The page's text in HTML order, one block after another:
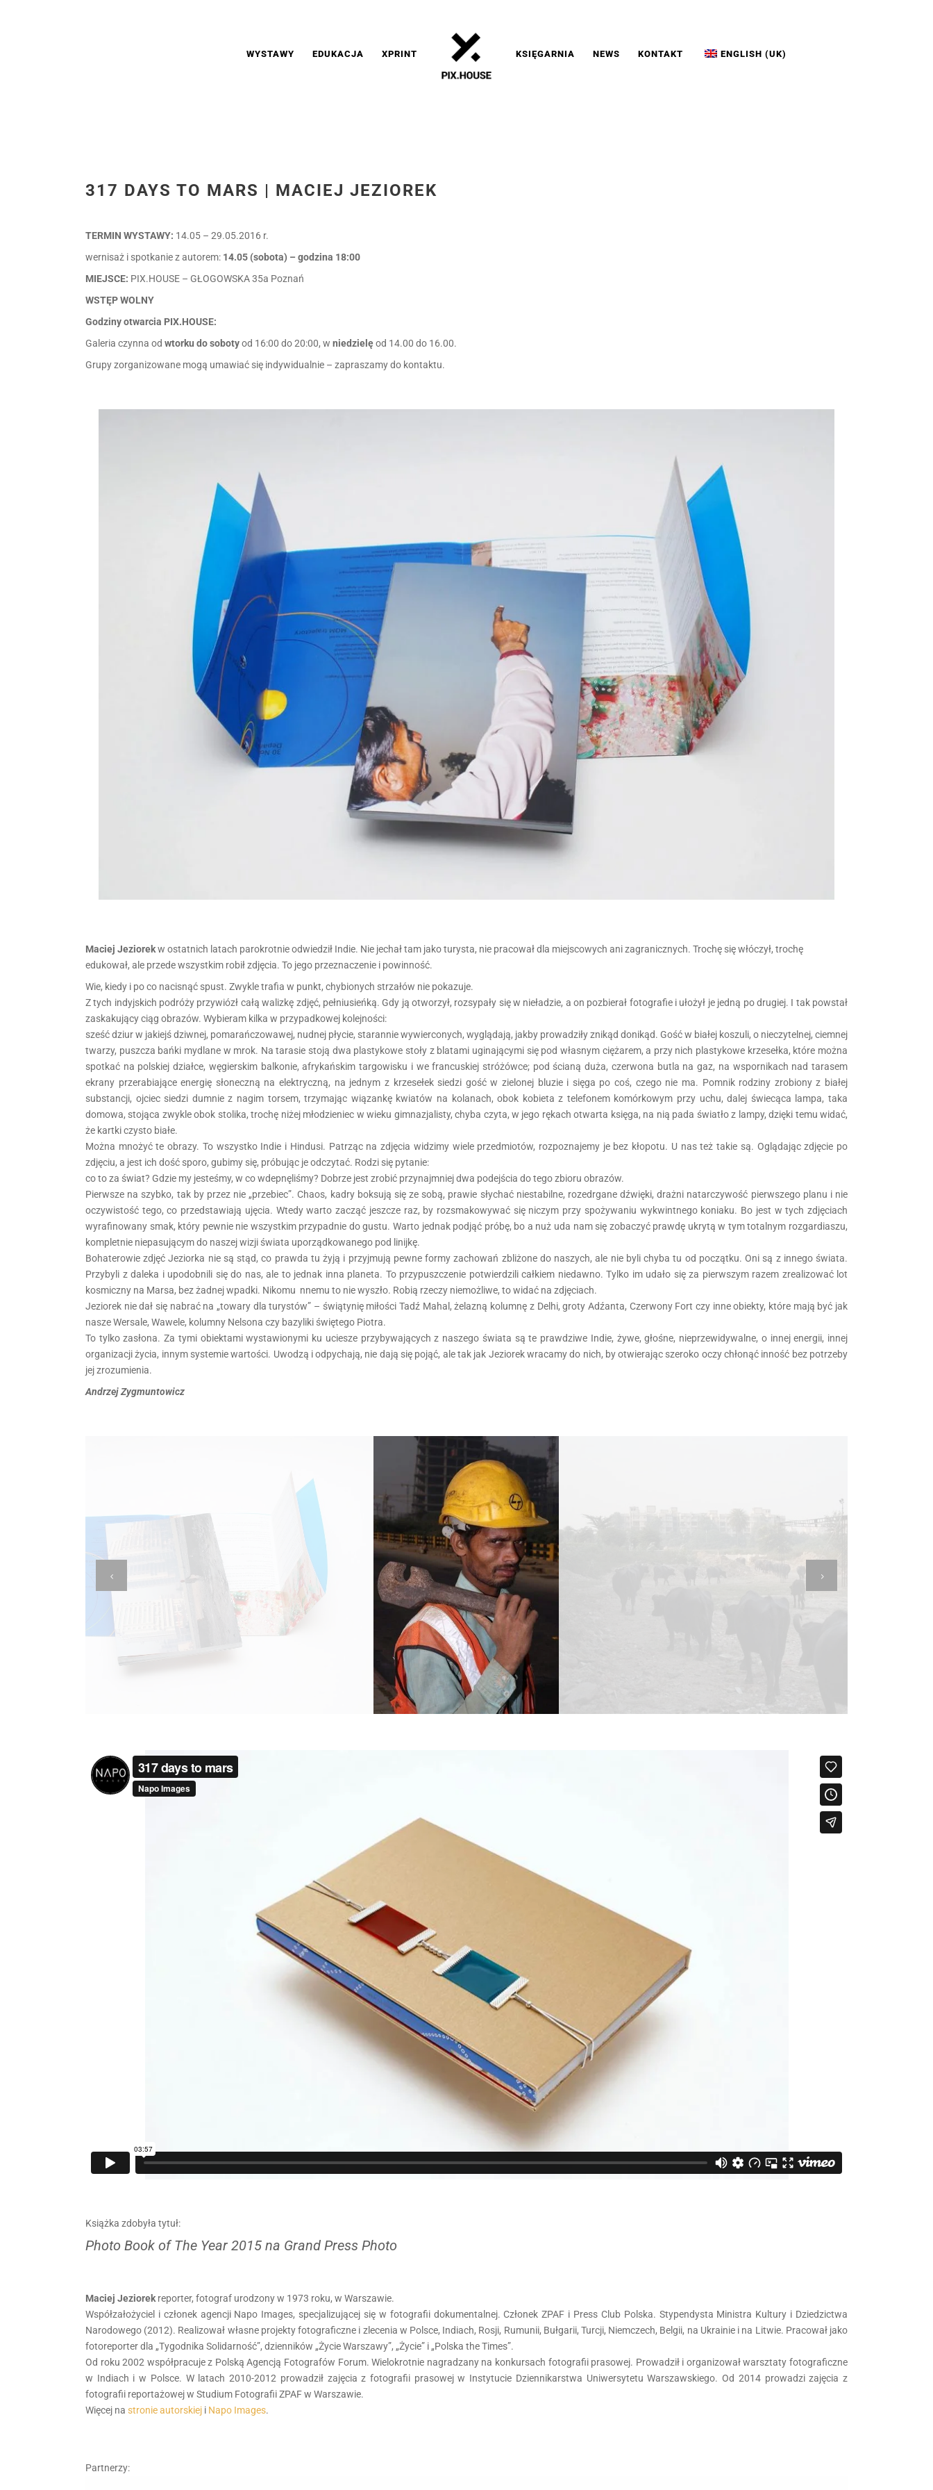
WYSTAWY EDUKACJA XPRINT KSIĘGARNIA NEWS KONTAKT ENGLISH (UK)
317 DAYS TO MARS | MACIEJ JEZIOREK
TERMIN WYSTAWY: 14.05 – 29.05.2016 r.
wernisaż i spotkanie z autorem: 14.05 (sobota) – godzina 18:00
MIEJSCE: PIX.HOUSE – GŁOGOWSKA 35a Poznań
WSTĘP WOLNY
Godziny otwarcia PIX.HOUSE:
Galeria czynna od wtorku do sobotyod 16:00 do 20:00, w niedzielęod 14.00 do 16.00.
Grupy zorganizowane mogą umawiać się indywidualnie – zapraszamy do kontaktu.
Maciej Jeziorekw ostatnich latach parokrotnie odwiedził Indie. Nie jechał tam jako turysta, nie pracował dla miejscowych ani zagranicznych. Trochę się włóczył, trochę
edukował, ale przede wszystkim robił zdjęcia. To jego przeznaczenie i powinność.
Wie, kiedy i po co nacisnąć spust. Zwykle trafia w punkt, chybionych strzałów nie pokazuje.
Z tych indyjskich podróży przywiózł całą walizkę zdjęć, pełniusieńką. Gdy ją otworzył, rozsypały się w nieładzie, a on pozbierał fotografie i ułożył je jedną po drugiej. I tak powstał
zaskakujący ciąg obrazów. Wybieram kilka w przypadkowej kolejności:
sześć dziur w jakiejś dziwnej, pomarańczowawej, nudnej płycie, starannie wywierconych, wyglądają, jakby prowadziły znikąd donikąd. Gość w białej koszuli, o nieczytelnej, ciemnej
twarzy, puszcza bańki mydlane w mrok. Na tarasie stoją dwa plastykowe stoły z blatami uginającymi się pod własnym ciężarem, a przy nich plastykowe krzesełka, które można
spotkać na polskiej działce, węgierskim balkonie, afrykańskim targowisku i we francuskiej stróżówce; pod ścianą duża, czerwona butla na gaz, na wspornikach nad tarasem
ekrany przerabiające energię słoneczną na elektryczną, na jednym z krzesełek siedzi gość w zielonej bluzie i sięga po coś, czego nie ma. Pomnik rodziny zrobiony z białej
substancji, ojciec siedzi dumnie z nagim torsem, trzymając wiązankę kwiatów na kolanach, obok kobieta z telefonem komórkowym przy uchu, dalej świecąca lampa, taka
domowa, stojąca zwykle obok stolika, trochę niżej młodzieniec w wieku gimnazjalisty, chyba czyta, w jego rękach otwarta księga, na nią pada światło z lampy, dzięki temu widać,
że kartki czysto białe.
Można mnożyć te obrazy. To wszystko Indie i Hindusi. Patrząc na zdjęcia widzimy wiele przedmiotów, rozpoznajemy je bez kłopotu. U nas też takie są. Oglądając zdjęcie po
zdjęciu, a jest ich dość sporo, gubimy się, próbując je odczytać. Rodzi się pytanie:
co to za świat? Gdzie my jesteśmy, w co wdepnęliśmy? Dobrze jest zrobić przynajmniej dwa podejścia do tego zbioru obrazów.
Pierwsze na szybko, tak by przez nie „przebiec”. Chaos, kadry boksują się ze sobą, prawie słychać niestabilne, rozedrgane dźwięki, drażni natarczywość pierwszego planu i nie
oczywistość tego, co przedstawiają ujęcia. Wtedy warto zacząć jeszcze raz, by rozsmakowywać się niczym przy spożywaniu wykwintnego koniaku. Bo jest w tych zdjęciach
wyrafinowany smak, który pewnie nie wszystkim przypadnie do gustu. Warto jednak podjąć próbę, bo a nuż uda nam się zobaczyć prawdę ukrytą w tym totalnym rozgardiaszu,
kompletnie niepasującym do naszej wizji świata uporządkowanego pod linijkę.
Bohaterowie zdjęć Jeziorka nie są stąd, co prawda tu żyją i przyjmują pewne formy zachowań zbliżone do naszych, ale nie byli chyba tu od początku. Oni są z innego świata.
Przybyli z daleka i upodobnili się do nas, ale to jednak inna planeta. To przypuszczenie potwierdzili całkiem niedawno. Tylko im udało się za pierwszym razem zrealizować lot
kosmiczny na Marsa, bez żadnej wpadki. Nikomu nnemu to nie wyszło. Robią rzeczy niemożliwe, to widać na zdjęciach.
Jeziorek nie dał się nabrać na „towary dla turystów” – świątynię miłości Tadź Mahal, żelazną kolumnę z Delhi, groty Adźanta, Czerwony Fort czy inne obiekty, które mają być jak
nasze Wersale, Wawele, kolumny Nelsona czy bazyliki świętego Piotra.
To tylko zasłona. Za tymi obiektami wystawionymi ku uciesze przybywających z naszego świata są te prawdziwe Indie, żywe, głośne, nieprzewidywalne, o innej energii, innej
organizacji życia, innym systemie wartości. Uwodzą i odpychają, nie dają się pojąć, ale tak jak Jeziorek wracamy do nich, by otwierając szeroko oczy chłonąć inność bez potrzeby
jej zrozumienia.
Andrzej Zygmuntowicz
Książka zdobyła tytuł:
Photo Book of The Year 2015 na Grand Press Photo
Maciej Jeziorek reporter, fotograf urodzony w 1973 roku, w Warszawie.
Współzałożyciel i członek agencji Napo Images, specjalizującej się w fotografii dokumentalnej. Członek ZPAF i Press Club Polska. Stypendysta Ministra Kultury i Dziedzictwa
Narodowego (2012). Realizował własne projekty fotograficzne i zlecenia w Polsce, Indiach, Rosji, Rumunii, Bułgarii, Turcji, Niemczech, Belgii, na Ukrainie i na Litwie. Pracował jako
fotoreporter dla „Tygodnika Solidarność”, dzienników „Życie Warszawy”, „Życie” i „Polska the Times”.
Od roku 2002 współpracuje z Polską Agencją Fotografów Forum. Wielokrotnie nagradzany na konkursach fotografii prasowej. Prowadził i organizował warsztaty fotograficzne
w Indiach i w Polsce. W latach 2010-2012 prowadził zajęcia z fotografii prasowej w Instytucie Dziennikarstwa Uniwersytetu Warszawskiego. Od 2014 prowadzi zajęcia z
fotografii reportażowej w Studium Fotografii ZPAF w Warszawie.
Więcej na stronie autorskiej i Napo Images.
Partnerzy: